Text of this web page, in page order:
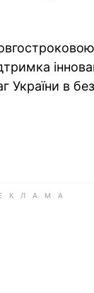
України в
у Messenger
у LinkedIn
news
у LinkedIn